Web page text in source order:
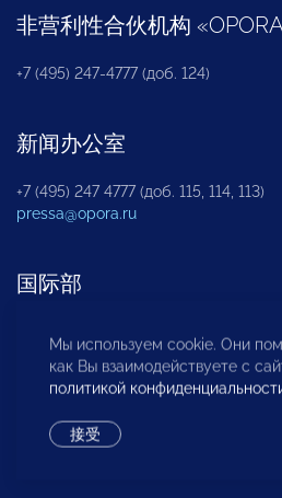
非营利性合伙机构 «OPORA
+7 (495) 247-4777 (доб. 124)
新闻办公室
+7 (495) 247 4777 (доб. 115, 114, 113)
pressa@opora.ru
国际部
商投权益保护部
+7 (495) 247-4777 (доб. 112)
Мы используем cookie. Они
как Вы взаимодействуете с
политикой
接受